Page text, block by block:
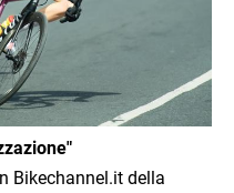
Bikechannel.it della